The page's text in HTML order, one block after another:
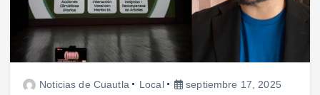
Noticias de Cuautla Local septiembre 17, 2025